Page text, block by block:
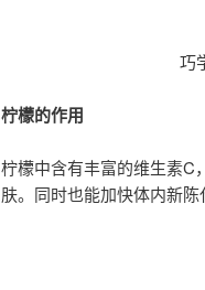
巧
柠檬的作用
柠檬中含有丰富的维生素C
肤。同时也能加快体内新陈